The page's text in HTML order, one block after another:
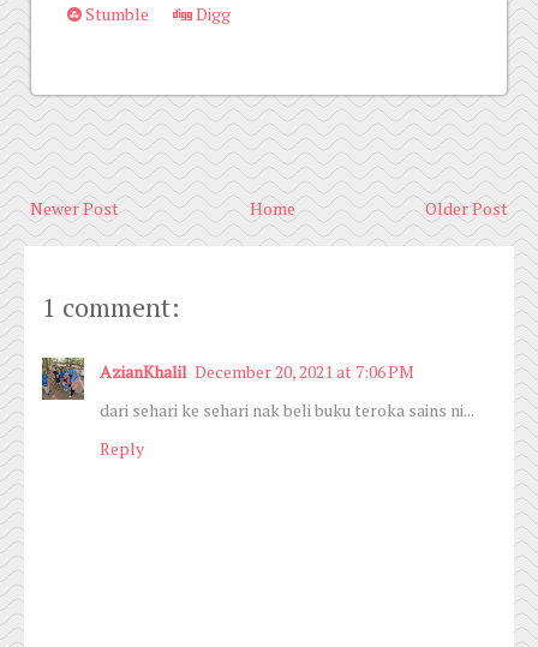
Stumble
Digg
Newer Post Older Post
Home
1 comment:
AzianKhalil December 20, 2021 at 7:06 PM
dari sehari ke sehari nak beli buku teroka sains ni...
Reply